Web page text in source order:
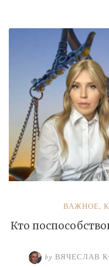
ВАЖНОЕ,
Кто
by ВЯЧЕСЛАВ